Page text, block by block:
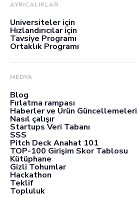
AYRICALIKLAR
Üniversiteler için
Hızlandırıcılar için
Tavsiye Programı
Ortaklık Programı
MEDYA
Blog
Fırlatma rampası
Haberler ve Ürün Güncellemeleri
Nasıl çalışır
Startups Veri Tabanı
SSS
Pitch Deck Anahat 101
TOP-100 Girişim Skor Tablosu
Kütüphane
Gizli Tohumlar
Hackathon
Teklif
Topluluk